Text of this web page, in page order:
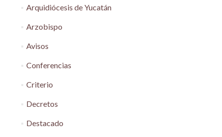
Arquidiócesis de Yucatán
Arzobispo
Avisos
Conferencias
Criterio
Decretos
Destacado